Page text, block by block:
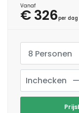
Vanaf
€ 326per dag
8 Personen